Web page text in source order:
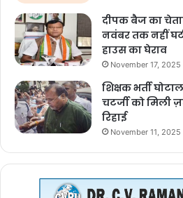
दीपक बैज का
नवंबर तक नहीं
हाउस का घेराव
November 17, 2025
शिक्षक भर्ती
चटर्जी को मिली
रिहाई
November 11, 2025